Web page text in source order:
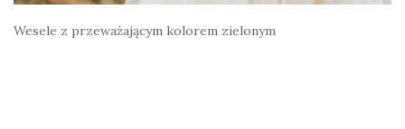
Wesele z przeważającym kolorem zielonym